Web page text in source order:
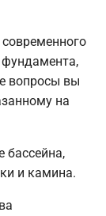
вопросы вы
на
бассейна,
и камина.